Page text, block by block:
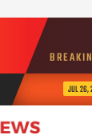
JUL 26, 2026